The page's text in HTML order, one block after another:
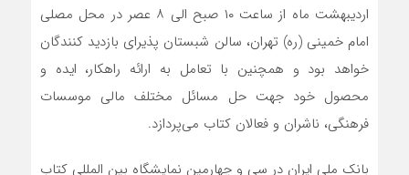
اردیبهشت ماه از ساعت ۱۰ صبح الی ۸ عصر در محل مصلی
امام خمینی (ره) تهران، سالن شبستان پذیرای بازدید کنندگان
خواهد بود و همچنین با تعامل به ارائه راهکار، ایده و
محصول خود جهت حل مسائل مختلف مالی موسسات
فرهنگی، ناشران و فعالان کتاب می‌پردازد.
بانک ملی ایران در سی و چهارمین نمایشگاه بین المللی کتاب